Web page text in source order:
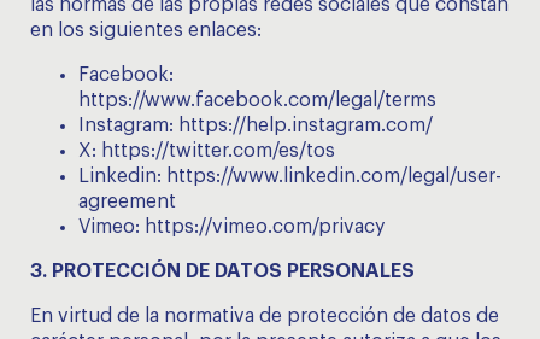
las normas de las propias redes sociales que constan
en los siguientes enlaces:
Facebook:
https://www.facebook.com/legal/terms
Instagram: https://help.instagram.com/
X: https://twitter.com/es/tos
Linkedin: https://www.linkedin.com/legal/user-
agreement
Vimeo: https://vimeo.com/privacy
3. PROTECCIÓN DE DATOS PERSONALES
En virtud de la normativa de protección de datos de